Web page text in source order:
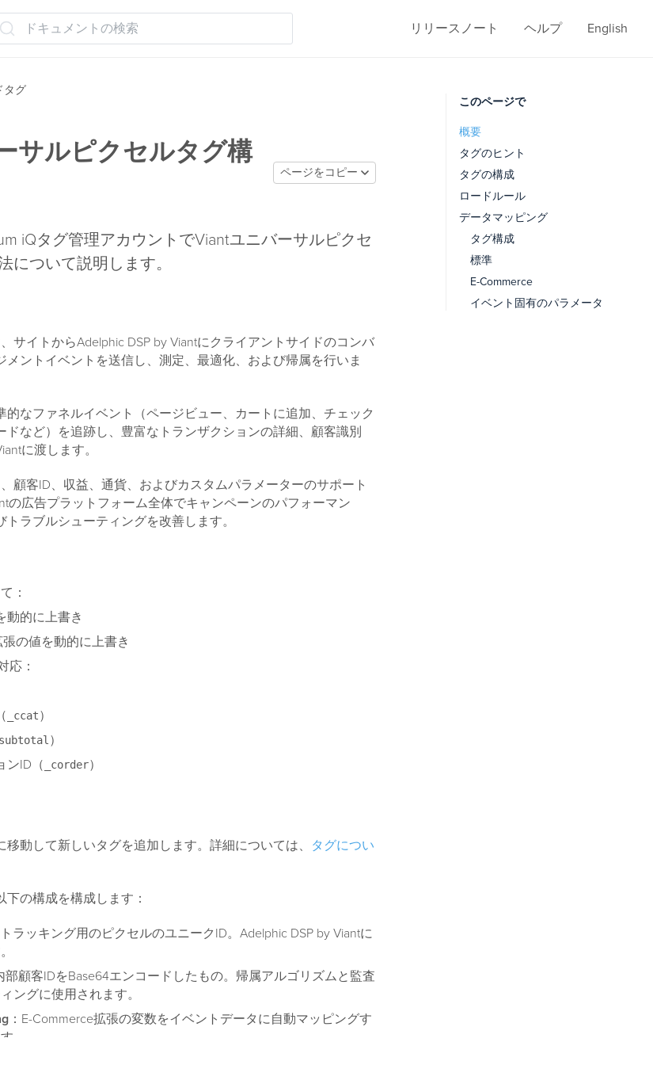
ドキュメントの検索 リリースノート ヘルプ English
タグ
サルピクセルタグ構
ページをコピー
iQタグ管理アカウントでViantユニバーサルピクセ
について説明します。
サイトからAdelphic DSP by Viantにクライアントサイドのコンバ
メントイベントを送信し、測定、最適化、および帰属を行いま
的なファネルイベント（ページビュー、カートに追加、チェック
ドなど）を追跡し、豊富なトランザクションの詳細、顧客識別
に渡します。
、顧客ID、収益、通貨、およびカスタムパラメーターのサポート
の広告プラットフォーム全体でキャンペーンのパフォーマン
ラブルシューティングを改善します。
：
動的に上書き
の値を動的に上書き
応：
_ccat）
）
ンID（
_corder）
動して新しいタグを追加します。詳細については、 タグについ
の構成を構成します：
トラッキング用のピクセルのユニークID。Adelphic DSP by Viantに
部顧客IDをBase64エンコードしたもの。帰属アルゴリズムと監査
ングに使用されます。
：E-Commerce拡張の変数をイベントデータに自動マッピングす
。
このページで
概要
タグのヒント
タグの構成
ロードルール
データマッピング
タグ構成
標準
E-Commerce
イベント固有のパラメータ